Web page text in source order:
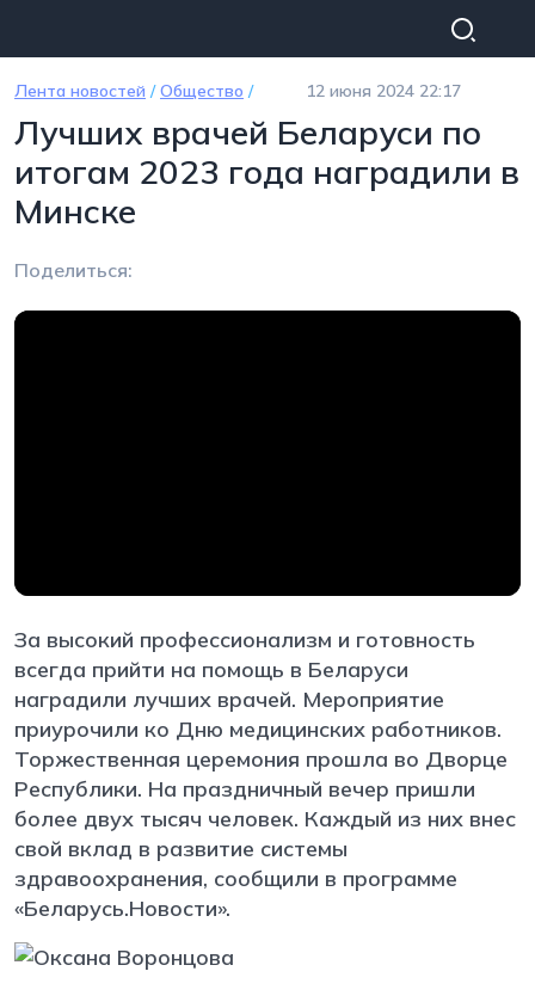
Лента новостей /Общество / 12 июня 2024 22:17
Лучших врачей Беларуси по
итогам 2023 года наградили в
Минске
Поделиться:
За высокий профессионализм и готовность
всегда прийти на помощь в Беларуси
наградили лучших врачей. Мероприятие
приурочили ко Дню медицинских работников.
Торжественная церемония прошла во Дворце
Республики. На праздничный вечер пришли
более двух тысяч человек. Каждый из них внес
свой вклад в развитие системы
здравоохранения, сообщили в программе
«Беларусь.Новости».